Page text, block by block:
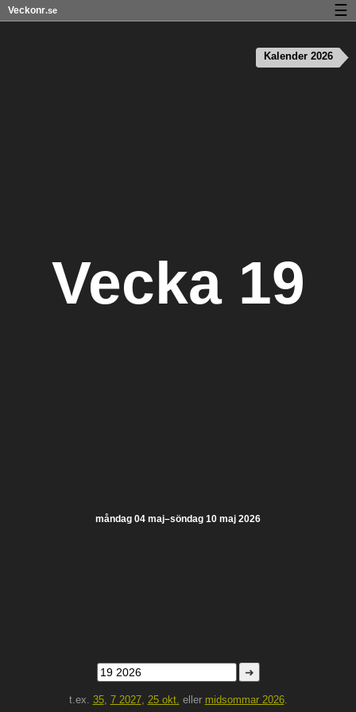
Vecka 19
måndag 04 maj–söndag 10 maj 2026
➜
t.ex. 35, 7 2027, 25 okt. eller midsommar 2026.
Kalender 2026
Veckonr.se ☰